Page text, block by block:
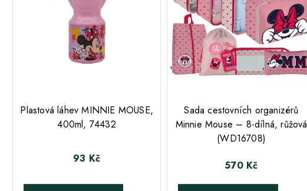
Plastová láhev MINNIE MOUSE,
400ml, 74432
Cena
93 Kč
Sada cestovních organizérů
Minnie Mouse – 8-dílná, růžová
(WD16708)
Cena
570 Kč